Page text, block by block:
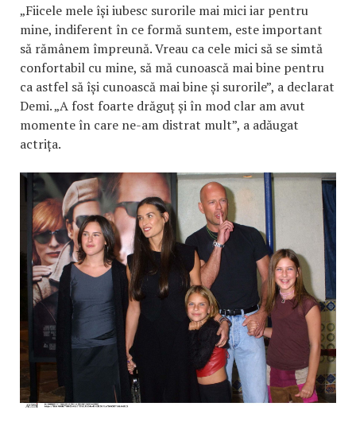
„Fiicele mele își iubesc surorile mai mici iar pentru
mine, indiferent în ce formă suntem, este important
să rămânem împreună. Vreau ca cele mici să se simtă
confortabil cu mine, să mă cunoască mai bine pentru
ca astfel să își cunoască mai bine și surorile”, a declarat
Demi. „A fost foarte drăguț și în mod clar am avut
momente în care ne-am distrat mult”, a adăugat
actrița.